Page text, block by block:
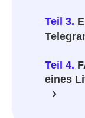
Teil 3.
Teil 4.
eines